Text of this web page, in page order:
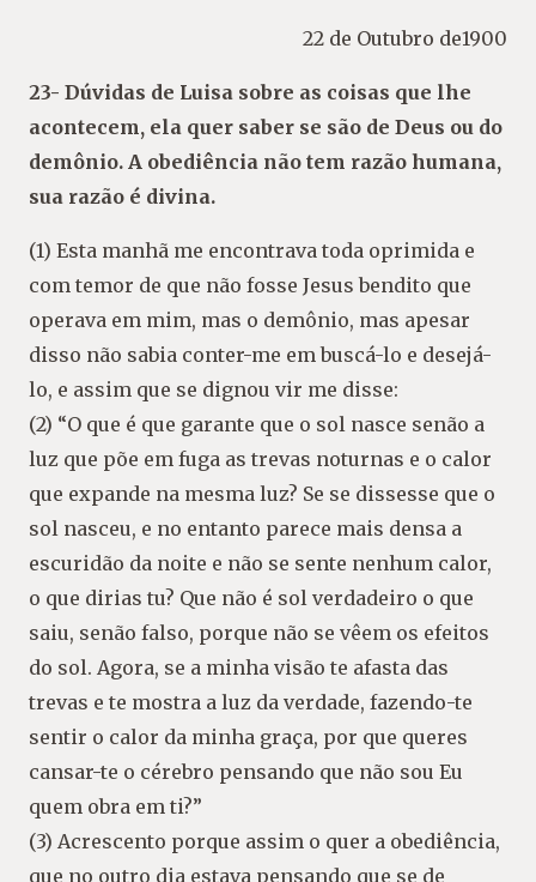
22 de Outubro de1900
23- Dúvidas de Luisa sobre as coisas que lhe
acontecem, ela quer saber se são de Deus ou do
demônio. A obediência não tem razão humana,
sua razão é divina.
(1) Esta manhã me encontrava toda oprimida e
com temor de que não fosse Jesus bendito que
operava em mim, mas o demônio, mas apesar
disso não sabia conter-me em buscá-lo e desejá-
lo, e assim que se dignou vir me disse:
(2) “O que é que garante que o sol nasce senão a
luz que põe em fuga as trevas noturnas e o calor
que expande na mesma luz? Se se dissesse que o
sol nasceu, e no entanto parece mais densa a
escuridão da noite e não se sente nenhum calor,
o que dirias tu? Que não é sol verdadeiro o que
saiu, senão falso, porque não se vêem os efeitos
do sol. Agora, se a minha visão te afasta das
trevas e te mostra a luz da verdade, fazendo-te
sentir o calor da minha graça, por que queres
cansar-te o cérebro pensando que não sou Eu
quem obra em ti?”
(3) Acrescento porque assim o quer a obediência,
que no outro dia estava pensando que se de